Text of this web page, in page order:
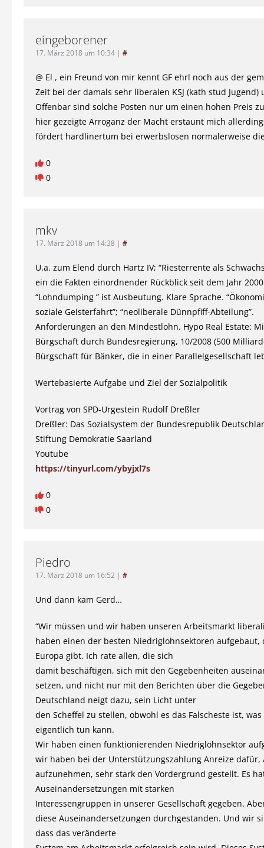
eingeborener
17. März 2018 um 10:34 | #
@ El , ein Freund von mir kennt GF ehrl noch aus der
Zeit bei der damals sehr liberalen KSJ (kath stud Jugend)
Offenbar sind solche Posten nur um einen hohen Preis
hier gezeigte Arroganz der Macht erstaunt mich
fördert hardlinertum bei erwerbslosen normalerweise
0
0
mkv
17. März 2018 um 14:38 | #
U.a. zum Elend durch Hartz IV; “Riesterrente als
ein die Fakten einordnender Rückblick seit dem Jahr
“Lohndumping ” ist Ausbeutung. Klare Sprache.
soziale Geisterfahrt”; “neoliberale Dünnpfiff-Abteilung”.
Anforderungen an den Mindestlohn. Hypo Real Estate:
Bürgschaft durch Bundesregierung, 10/2008 (500
Bürgschaft für Bänker, die in einer Parallelgesellschaft
Wertebasierte Aufgabe und Ziel der Sozialpolitik
Vortrag von SPD-Urgestein Rudolf Dreßler
Dreßler: Das Sozialsystem der Bundesrepublik
Stiftung Demokratie Saarland
Youtube
https://tinyurl.com/ybyjxl7s
0
0
Piedro
17. März 2018 um 16:52 | #
Und dann kam Gerd…
“Wir müssen und wir haben unseren Arbeitsmarkt
haben einen der besten Niedriglohnsektoren aufgebaut,
Europa gibt. Ich rate allen, die sich
damit beschäftigen, sich mit den Gegebenheiten
setzen, und nicht nur mit den Berichten über die
Deutschland neigt dazu, sein Licht unter
den Scheffel zu stellen, obwohl es das Falscheste ist,
eigentlich tun kann.
Wir haben einen funktionierenden Niedriglohnsektor
wir haben bei der Unterstützungszahlung Anreize dafür,
aufzunehmen, sehr stark den Vordergrund gestellt. Es
Auseinandersetzungen mit starken
Interessengruppen in unserer Gesellschaft gegeben.
diese Auseinandersetzungen durchgestanden. Und wir
dass das veränderte